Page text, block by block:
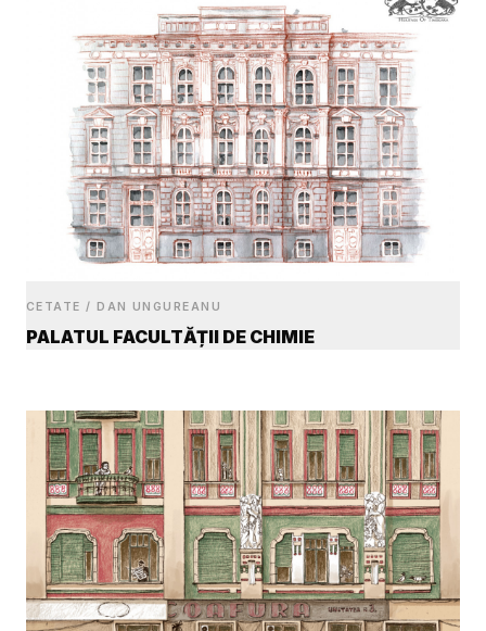
CETATE / DAN UNGUREANU
PALATUL FACULTĂȚII DE CHIMIE